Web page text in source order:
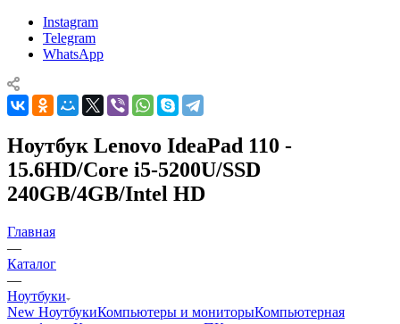
Instagram
Telegram
WhatsApp
Ноутбук Lenovo IdeaPad 110 -
15.6HD/Core i5-5200U/SSD
240GB/4GB/Intel HD
Главная
—
Каталог
—
Ноутбуки
New НоутбукиКомпьютеры и мониторыКомпьютерная